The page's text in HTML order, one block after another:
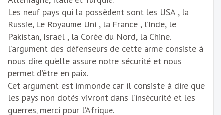
Les neuf pays qui la possèdent sont les USA , la
Russie, Le Royaume Uni , la France , l’Inde, le
Pakistan, Israël , la Corée du Nord, la Chine.
l’argument des défenseurs de cette arme consiste à
nous dire qu’elle assure notre sécurité et nous
permet d’être en paix.
Cet argument est immonde car il consiste à dire que
les pays non dotés vivront dans l’insécurité et les
guerres, merci pour l’Afrique.